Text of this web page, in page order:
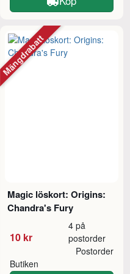
Magic löskort: Origins:
Chandra's Fury
10 kr
4 på
postorder
Butiken
Postorder
Mängdrabatt